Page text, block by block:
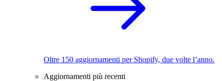
Oltre 150 aggiornamenti per Shopify, due volte l’anno.
Aggiornamenti più recenti